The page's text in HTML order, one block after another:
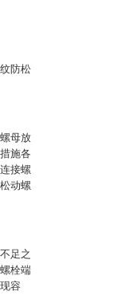
防松
母放
施各
接螺
动螺
足之
栓端
容